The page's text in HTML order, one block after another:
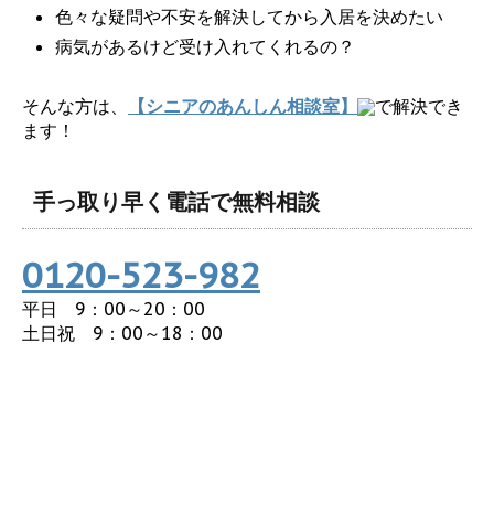
色々な疑問や不安を解決してから入居を決めたい
病気があるけど受け入れてくれるの？
そんな方は、 【シニアのあんしん相談室】
で解決でき
ます！
手っ取り早く電話で無料相談
0120-523-982
平日 9：00～20：00
土日祝 9：00～18：00